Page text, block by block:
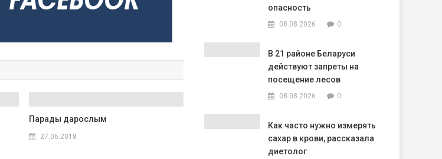
Парады дарослым
27.06.2018
опасность
08.08.2026 0
В 21 районе Беларуси
действуют запреты на
посещение лесов
08.08.2026 0
Как часто нужно измерять
сахар в крови, рассказала
диетолог